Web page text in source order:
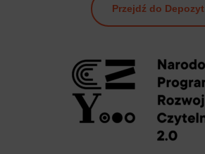
Przejdź do Depozyt